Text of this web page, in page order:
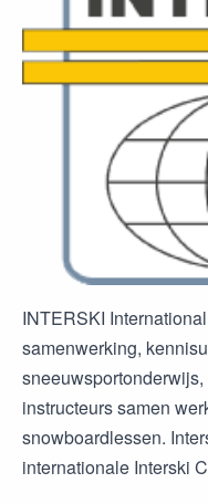
INTERSKI
samenwerking,
instructeurs samen
snowboardlessen.
internationale Interski